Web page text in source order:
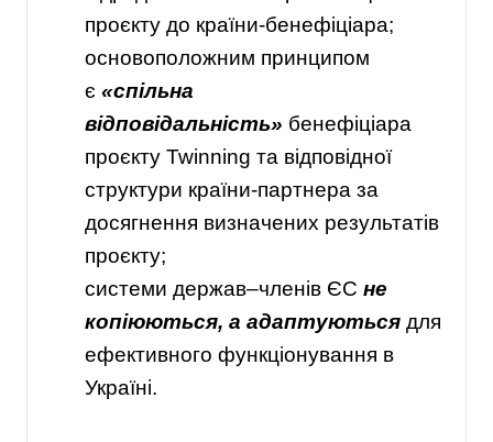
проєкту до країни-бенефіціара;
основоположним принципом
є «спільна
відповідальність» бенефіціара
проєкту Twinning та відповідної
структури країни-партнера за
досягнення визначених результатів
проєкту;
системи держав–членів ЄС не
копіюються, а адаптуються для
ефективного функціонування в
Україні.